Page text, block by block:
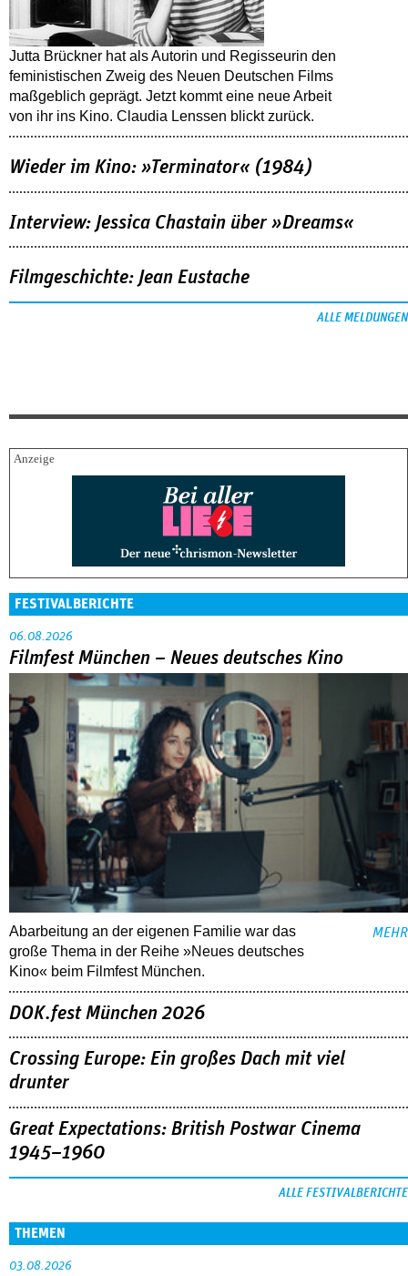
Jutta Brückner hat als Autorin und Regisseurin den
feministischen Zweig des Neuen Deutschen Films
maßgeblich geprägt. Jetzt kommt eine neue Arbeit
von ihr ins Kino. Claudia Lenssen blickt zurück.
Wieder im Kino: »Terminator« (1984)
Interview: Jessica Chastain über »Dreams«
Filmgeschichte: Jean Eustache
ALLE MELDUNGEN
FESTIVALBERICHTE
06.08.2026
Filmfest München – Neues deutsches Kino
Abarbeitung an der eigenen Familie war das
große Thema in der Reihe »Neues deutsches
Kino« beim Filmfest München.
MEHR
DOK.fest München 2026
Crossing Europe: Ein großes Dach mit viel
drunter
Great Expectations: British Postwar Cinema
1945–1960
ALLE FESTIVALBERICHTE
THEMEN
03.08.2026